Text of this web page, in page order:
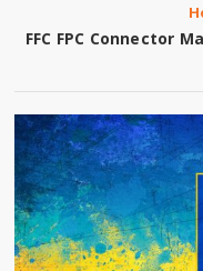
FFC FPC Connector